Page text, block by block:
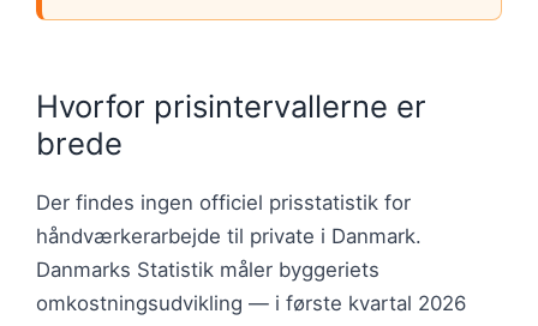
Hvorfor prisintervallerne er
brede
Der findes ingen officiel prisstatistik for
håndværkerarbejde til private i Danmark.
Danmarks Statistik måler byggeriets
omkostningsudvikling — i første kvartal 2026